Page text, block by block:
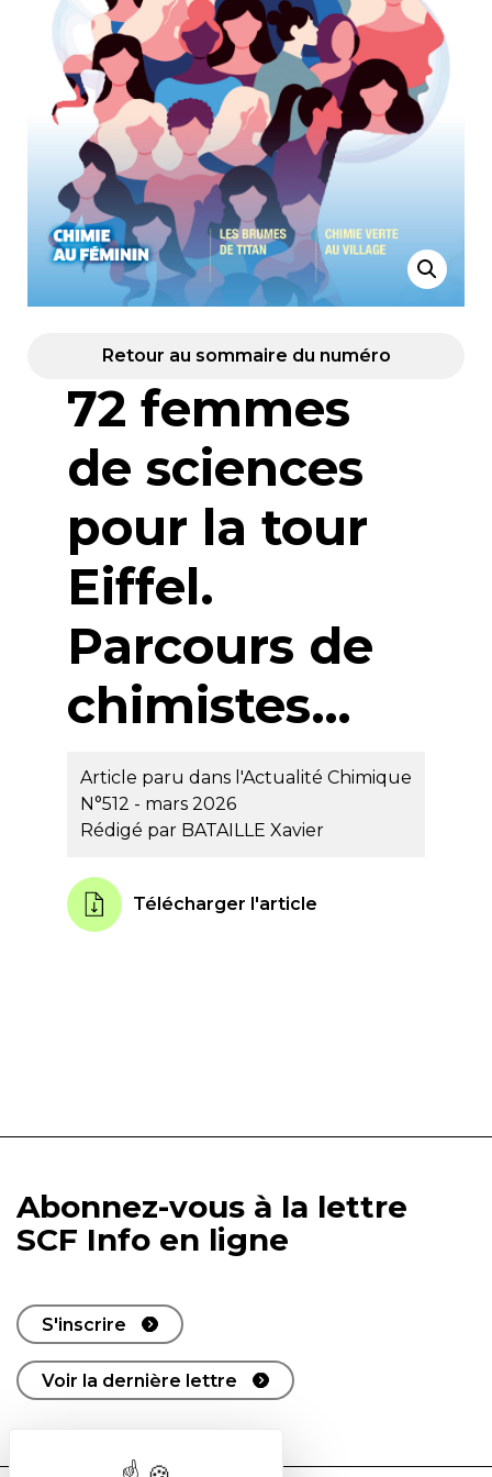
Retour au sommaire du numéro
72 femmes
de sciences
pour la tour
Eiffel.
Parcours de
chimistes…
Article paru dans l'Actualité Chimique
N°512 - mars 2026
Rédigé par BATAILLE Xavier
Télécharger l'article
Abonnez-vous à la lettre
SCF Info en ligne
S'inscrire
Voir la dernière lettre